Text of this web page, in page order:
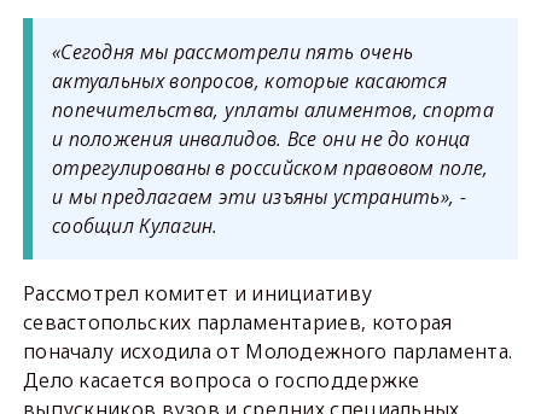
«Сегодня мы рассмотрели пять очень
актуальных вопросов, которые касаются
попечительства, уплаты алиментов, спорта
и положения инвалидов. Все они не до конца
отрегулированы в российском правовом поле,
и мы предлагаем эти изъяны устранить», -
сообщил Кулагин.
Рассмотрел комитет и инициативу
севастопольских парламентариев, которая
поначалу исходила от Молодежного парламента.
Дело касается вопроса о господдержке